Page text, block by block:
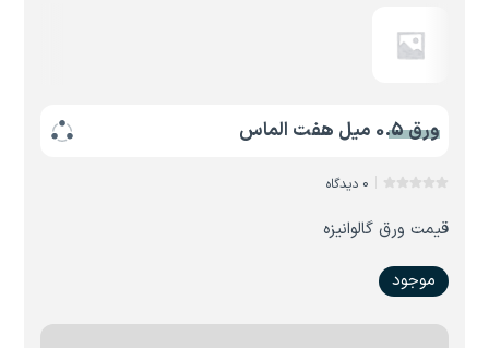
ورق 0.5 میل هفت الماس
0 دیدگاه
قیمت ورق گالوانیزه
موجود